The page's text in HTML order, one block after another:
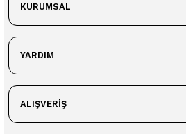
KURUMSAL
YARDIM
ALIŞVERİŞ